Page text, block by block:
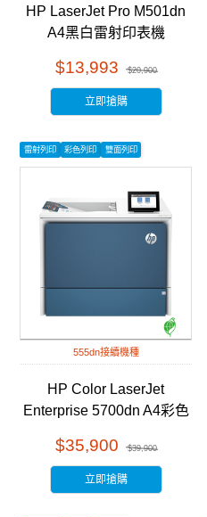
HP LaserJet Pro M501dn
A4黑白雷射印表機
$13,993 $20,900
立即搶購
雷射列印 彩色列印 雙面列印
555dn接續機種
HP Color LaserJet
Enterprise 5700dn A4彩色
$35,900 $39,900
立即搶購